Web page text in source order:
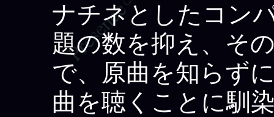
ナチネとしたコン
題の数を抑え、そ
で、原曲を知らず
曲を聴くことに馴